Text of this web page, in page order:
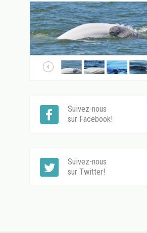
Suivez-nous
sur Facebook!
Suivez-nous
sur Twitter!